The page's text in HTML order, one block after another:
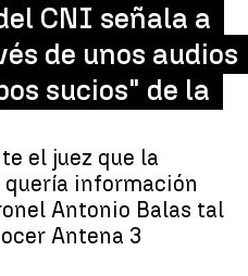
CNI señala a
de unos audios
sucios" de la
el juez que la
información
Antonio Balas tal
Antena 3